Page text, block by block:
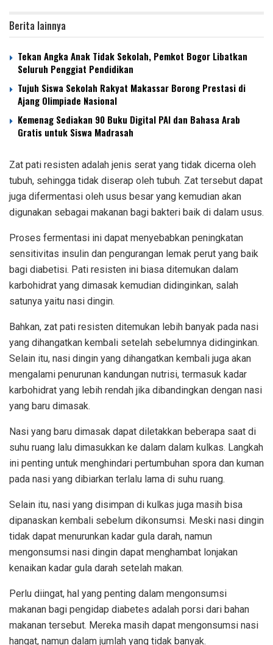
Berita lainnya
Tekan Angka Anak Tidak Sekolah, Pemkot Bogor Libatkan
Seluruh Penggiat Pendidikan
Tujuh Siswa Sekolah Rakyat Makassar Borong Prestasi di
Ajang Olimpiade Nasional
Kemenag Sediakan 90 Buku Digital PAI dan Bahasa Arab
Gratis untuk Siswa Madrasah
Zat pati resisten adalah jenis serat yang tidak dicerna oleh
tubuh, sehingga tidak diserap oleh tubuh. Zat tersebut dapat
juga difermentasi oleh usus besar yang kemudian akan
digunakan sebagai makanan bagi bakteri baik di dalam usus.
Proses fermentasi ini dapat menyebabkan peningkatan
sensitivitas insulin dan pengurangan lemak perut yang baik
bagi diabetisi. Pati resisten ini biasa ditemukan dalam
karbohidrat yang dimasak kemudian didinginkan, salah
satunya yaitu nasi dingin.
Bahkan, zat pati resisten ditemukan lebih banyak pada nasi
yang dihangatkan kembali setelah sebelumnya didinginkan.
Selain itu, nasi dingin yang dihangatkan kembali juga akan
mengalami penurunan kandungan nutrisi, termasuk kadar
karbohidrat yang lebih rendah jika dibandingkan dengan nasi
yang baru dimasak.
Nasi yang baru dimasak dapat diletakkan beberapa saat di
suhu ruang lalu dimasukkan ke dalam dalam kulkas. Langkah
ini penting untuk menghindari pertumbuhan spora dan kuman
pada nasi yang dibiarkan terlalu lama di suhu ruang.
Selain itu, nasi yang disimpan di kulkas juga masih bisa
dipanaskan kembali sebelum dikonsumsi. Meski nasi dingin
tidak dapat menurunkan kadar gula darah, namun
mengonsumsi nasi dingin dapat menghambat lonjakan
kenaikan kadar gula darah setelah makan.
Perlu diingat, hal yang penting dalam mengonsumsi
makanan bagi pengidap diabetes adalah porsi dari bahan
makanan tersebut. Mereka masih dapat mengonsumsi nasi
hangat, namun dalam jumlah yang tidak banyak.